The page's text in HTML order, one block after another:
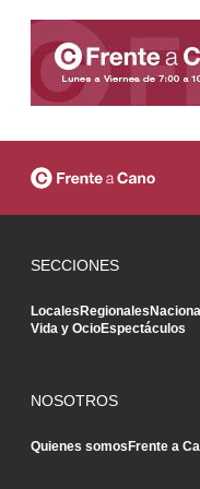
SECCIONES
LocalesRegionales
Vida y OcioEspectáculos
NOSOTROS
Quienes somosFrente a